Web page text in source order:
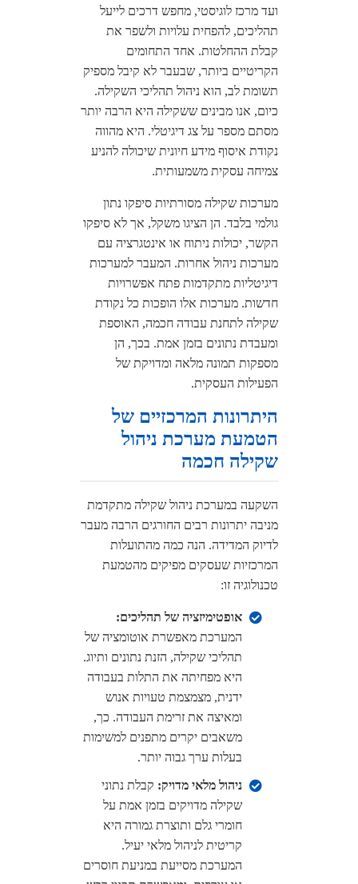
ועד מרכז לוגיסטי, מחפש דרכים לייעל
תהליכים, להפחית עלויות ולשפר את
קבלת ההחלטות. אחד התחומים
הקריטיים ביותר, שבעבר לא קיבל מספיק
תשומת לב, הוא ניהול תהליכי השקילה.
כיום, אנו מבינים ששקילה היא הרבה יותר
מסתם מספר על צג דיגיטלי. היא מהווה
נקודת איסוף מידע חיונית שיכולה להניע
צמיחה עסקית משמעותית.
מערכות שקילה מסורתיות סיפקו נתון
גולמי בלבד. הן הציגו משקל, אך לא סיפקו
הקשר, יכולות ניתוח או אינטגרציה עם
מערכות ניהול אחרות. המעבר למערכות
דיגיטליות מתקדמות פתח אפשרויות
חדשות. מערכות אלו הופכות כל נקודת
שקילה לתחנת עבודה חכמה, האוספת
ומעבדת נתונים בזמן אמת. בכך, הן
מספקות תמונה מלאה ומדויקת של
הפעילות העסקית.
היתרונות המרכזיים של
הטמעת מערכת ניהול
שקילה חכמה
השקעה במערכת ניהול שקילה מתקדמת
מניבה יתרונות רבים החורגים הרבה מעבר
לדיוק המדידה. הנה כמה מהתועלות
המרכזיות שעסקים מפיקים מהטמעת
טכנולוגיה זו:
אופטימיזציה של תהליכים:
המערכת מאפשרת אוטומציה של
תהליכי שקילה, הזנת נתונים ותיוג.
היא מפחיתה את התלות בעבודה
ידנית, מצמצמת טעויות אנוש
ומאיצה את זרימת העבודה. כך,
משאבים יקרים מתפנים למשימות
בעלות ערך גבוה יותר.
ניהול מלאי מדויק: קבלת נתוני
שקילה מדויקים בזמן אמת על
חומרי גלם ותוצרת גמורה היא
קריטית לניהול מלאי יעיל.
המערכת מסייעת במניעת חוסרים